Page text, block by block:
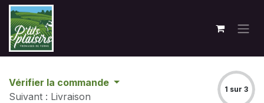
Se rendre au contenu
Vérifier la commande
Suivant : Livraison
1 sur 3